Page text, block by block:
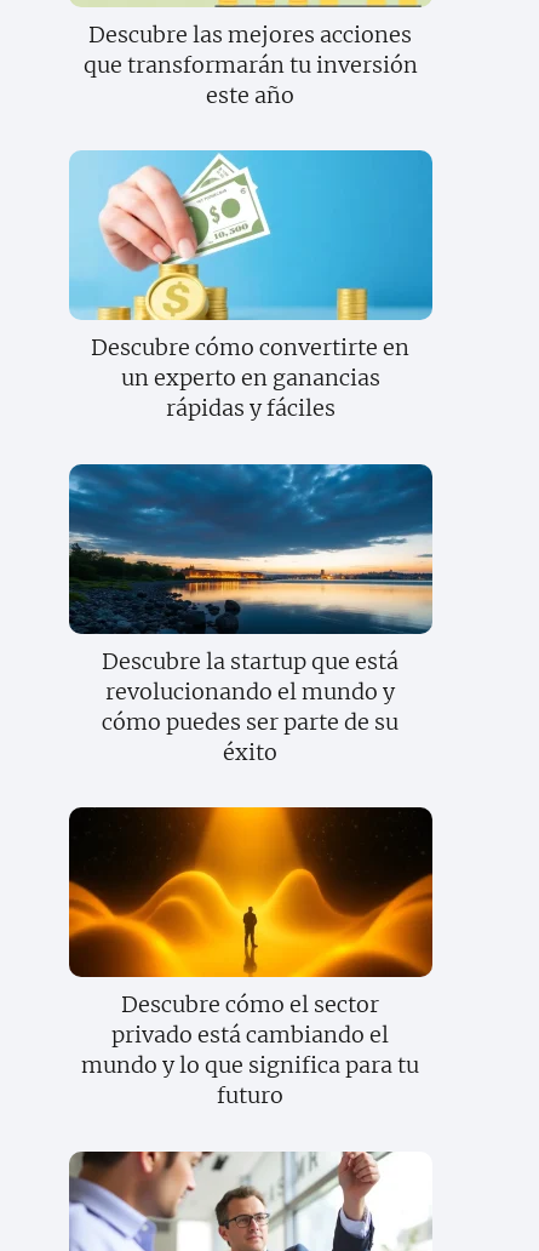
Descubre las mejores acciones
que transformarán tu inversión
este año
Descubre cómo convertirte en
un experto en ganancias
rápidas y fáciles
Descubre la startup que está
revolucionando el mundo y
cómo puedes ser parte de su
éxito
Descubre cómo el sector
privado está cambiando el
mundo y lo que significa para tu
futuro